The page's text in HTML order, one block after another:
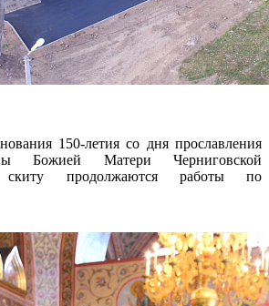
150-летия со дня прославления
Божией Матери Черниговской
продолжаются работы по